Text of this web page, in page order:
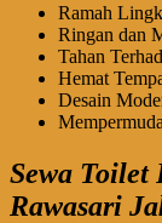
Ramah
Ringan dan
Tahan
Hemat
Desain
Sewa Toilet
Rawasari